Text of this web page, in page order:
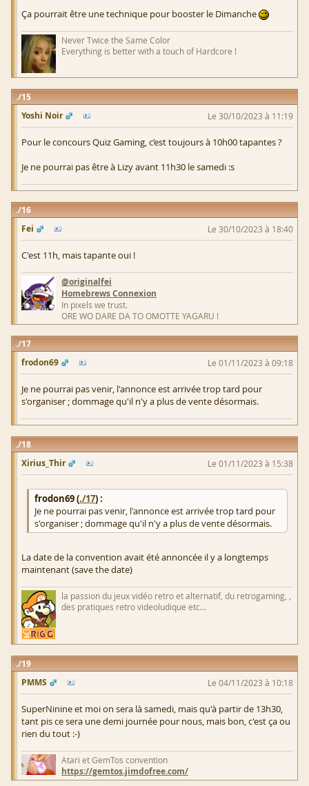
Ça pourrait être une technique pour booster le Dimanche
Never Twice the Same Color
Everything is better with a touch of Hardcore !
15
Yoshi Noir
Le 30/10/2023 à 11:19
Pour le concours Quiz Gaming, c’est toujours à 10h00 tapantes ?
Je ne pourrai pas être à Lizy avant 11h30 le samedi :s
16
Fei
Le 30/10/2023 à 18:40
C'est 11h, mais tapante oui !
@originalfei
Homebrews Connexion
In pixels we trust.
ORE WO DARE DA TO OMOTTE YAGARU !
17
frodon69
Le 01/11/2023 à 09:18
Je ne pourrai pas venir, l'annonce est arrivée trop tard pour
s'organiser ; dommage qu'il n'y a plus de vente désormais.
18
Xirius_Thir
Le 01/11/2023 à 15:38
frodon69 (./17) :
Je ne pourrai pas venir, l'annonce est arrivée trop tard pour
s'organiser ; dommage qu'il n'y a plus de vente désormais.
La date de la convention avait été annoncée il y a longtemps
maintenant (save the date)
la passion du jeux vidéo retro et alternatif, du retrogaming, ,
des pratiques retro videoludique etc...
19
PMMS
Le 04/11/2023 à 10:18
SuperNinine et moi on sera là samedi, mais qu'à partir de 13h30,
tant pis ce sera une demi journée pour nous, mais bon, c'est ça ou
rien du tout :-)
Atari et GemTos convention
https://gemtos.jimdofree.com/